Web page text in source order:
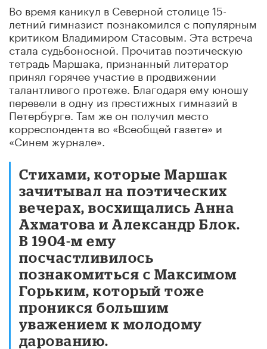
Во время каникул в Северной столице 15-
летний гимназист познакомился с популярным
критиком Владимиром Стасовым. Эта встреча
стала судьбоносной. Прочитав поэтическую
тетрадь Маршака, признанный литератор
принял горячее участие в продвижении
талантливого протеже. Благодаря ему юношу
перевели в одну из престижных гимназий в
Петербурге. Там же он получил место
корреспондента во «Всеобщей газете» и
«Синем журнале».
Стихами, которые Маршак
зачитывал на поэтических
вечерах, восхищались Анна
Ахматова и Александр Блок.
В 1904-м ему
посчастливилось
познакомиться с Максимом
Горьким, который тоже
проникся большим
уважением к молодому
дарованию.